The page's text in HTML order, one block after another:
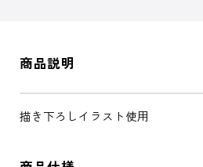
商品説明
描き下ろしイラスト使用